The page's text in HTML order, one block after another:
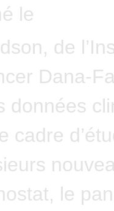
le
de
Dana-
données
cadre
le